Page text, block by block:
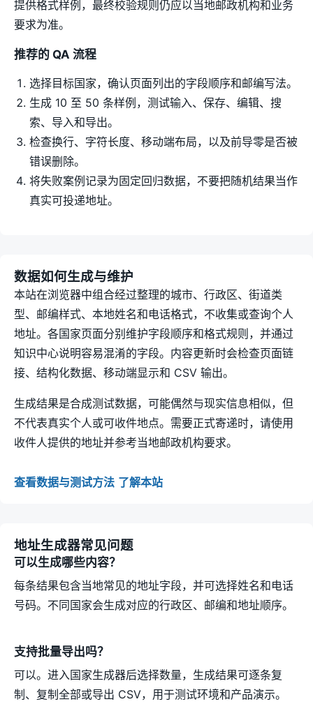
提供格式样例，最终校验规则仍应以当地邮政机构和业务
要求为准。
推荐的 QA 流程
选择目标国家，确认页面列出的字段顺序和邮编写法。
生成 10 至 50 条样例，测试输入、保存、编辑、搜
索、导入和导出。
检查换行、字符长度、移动端布局，以及前导零是否被
错误删除。
将失败案例记录为固定回归数据，不要把随机结果当作
真实可投递地址。
数据如何生成与维护
本站在浏览器中组合经过整理的城市、行政区、街道类
型、邮编样式、本地姓名和电话格式，不收集或查询个人
地址。各国家页面分别维护字段顺序和格式规则，并通过
知识中心说明容易混淆的字段。内容更新时会检查页面链
接、结构化数据、移动端显示和 CSV 输出。
生成结果是合成测试数据，可能偶然与现实信息相似，但
不代表真实个人或可收件地点。需要正式寄递时，请使用
收件人提供的地址并参考当地邮政机构要求。
查看数据与测试方法 了解本站
地址生成器常见问题
可以生成哪些内容？
每条结果包含当地常见的地址字段，并可选择姓名和电话
号码。不同国家会生成对应的行政区、邮编和地址顺序。
支持批量导出吗？
可以。进入国家生成器后选择数量，生成结果可逐条复
制、复制全部或导出 CSV，用于测试环境和产品演示。